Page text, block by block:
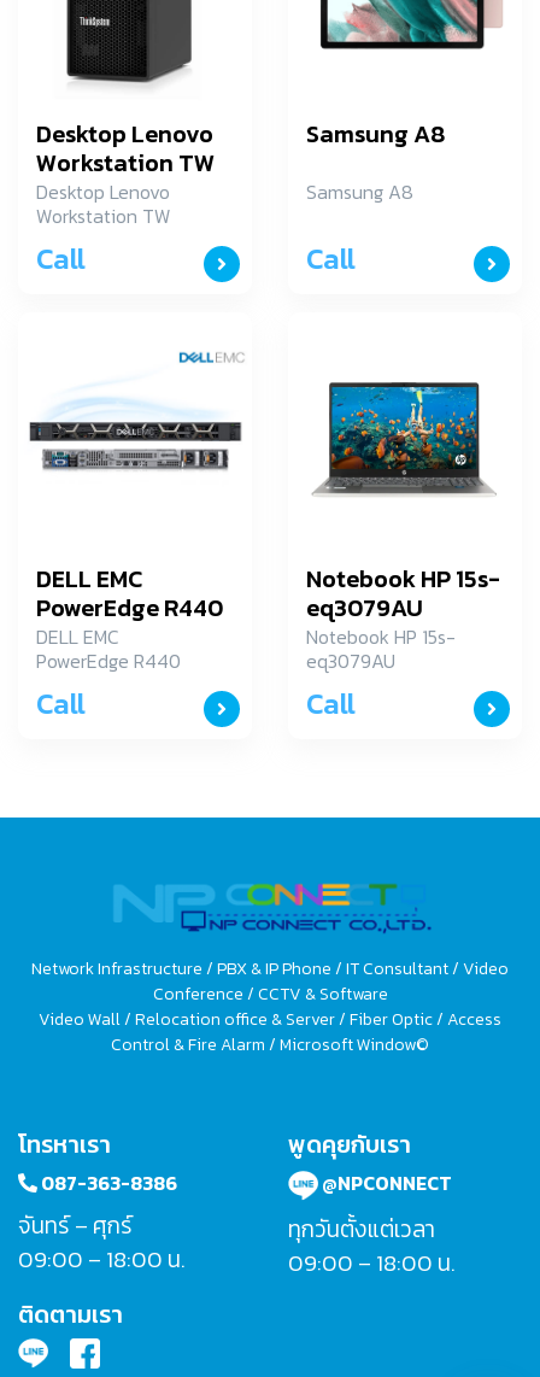
Desktop Lenovo
Workstation TW
P358
(30GL005WTA)
Desktop Lenovo
Workstation TW
(30GL005WTA)
Call
Samsung A8
Samsung A8
Call
DELL EMC
PowerEdge R440
[P/N
SNSR4403106]
DELL EMC
PowerEdge R440
SNSR4403106]
Call
Notebook HP 15s-
eq3079AU
Notebook HP 15s-
eq3079AU
Call
Network Infrastructure / PBX & IP Phone / IT Consultant / Video
Conference / CCTV & Software
Video Wall / Relocation office & Server / Fiber Optic / Access
Control & Fire Alarm / Microsoft Window©
โทรหาเรา
087-363-8386
จันทร์ – ศุกร์
09:00 – 18:00 น.
พูดคุยกับเรา
@NPCONNECT
ทุกวันตั้งแต่เวลา
09:00 – 18:00 น.
ติดตามเรา